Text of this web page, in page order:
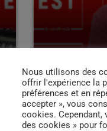
Jean-
Nous utilisons des
offrir l'expérience la
préférences et en
accepter », vous
cookies. Cependant,
des cookies » pour